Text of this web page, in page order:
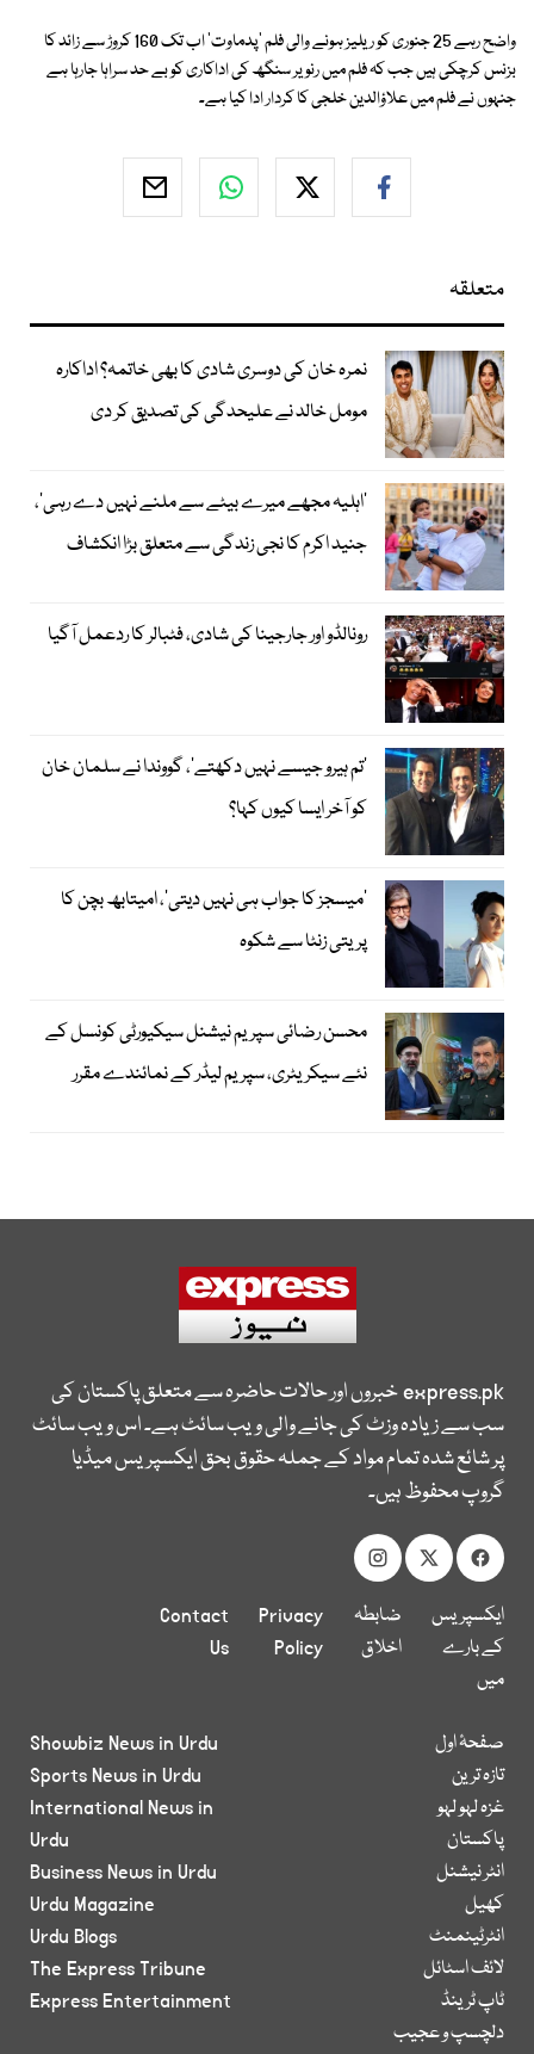
واضح رہے 25 جنوری کو ریلیز ہونے والی فلم 'پدماوت' اب تک 160 کروڑ سے زائد کا
بزنس کرچکی ہیں جب کہ فلم میں رنویر سنگھ کی اداکاری کو بے حد سراہا جارہا ہے
جنہوں نے فلم میں علاؤالدین خلجی کا کردار ادا کیا ہے۔
متعلقہ
نمرہ خان کی دوسری شادی کا بھی خاتمہ؟ اداکارہ
مومل خالد نے علیحدگی کی تصدیق کر دی
’اہلیہ مجھے میرے بیٹے سے ملنے نہیں دے رہی‘،
جنید اکرم کا نجی زندگی سے متعلق بڑا انکشاف
رونالڈو اور جارجینا کی شادی، فٹبالر کا ردعمل آگیا
’تم ہیرو جیسے نہیں دکھتے‘، گووندا نے سلمان خان
کو آخر ایسا کیوں کہا؟
’میسجز کا جواب ہی نہیں دیتی‘، امیتابھ بچن کا
پریتی زنٹا سے شکوہ
محسن رضائی سپریم نیشنل سیکیورٹی کونسل کے
نئے سیکریٹری، سپریم لیڈر کے نمائندے مقرر
express.pkخبروں اور حالات حاضرہ سے متعلق پاکستان کی
سب سے زیادہ وزٹ کی جانے والی ویب سائٹ ہے۔ اس ویب سائٹ
پر شائع شدہ تمام مواد کے جملہ حقوق بحق ایکسپریس میڈیا
گروپ محفوظ ہیں۔
ایکسپریس
کے بارے
میں
ضابطہ
اخلاق
Privacy
Policy
Contact
Us
صفحۂ اول
تازہ ترین
غزہ لہو لہو
پاکستان
انٹر نیشنل
کھیل
انٹرٹینمنٹ
لائف اسٹائل
ٹاپ ٹرینڈ
دلچسپ و عجیب
Showbiz News in Urdu
Sports News in Urdu
International News in
Urdu
Business News in Urdu
Urdu Magazine
Urdu Blogs
The Express Tribune
Express Entertainment